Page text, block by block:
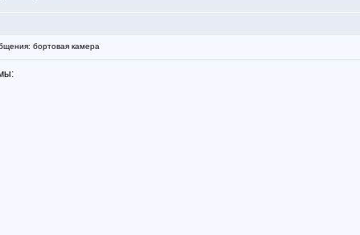
бортовая камера